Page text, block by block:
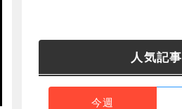
人気記事
今週